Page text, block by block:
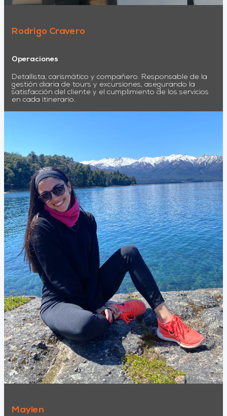
Rodrigo Cravero
Operaciones
Detallista, carismático y compañero. Responsable de la
gestión diaria de tours y excursiones, asegurando la
satisfacción del cliente y el cumplimiento de los servicios
en cada itinerario.
Maylen